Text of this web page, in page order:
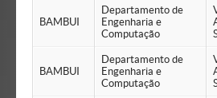
BAMBUI
Departamento de
Engenharia e
Computação
BAMBUI
Departamento de
Engenharia e
Computação